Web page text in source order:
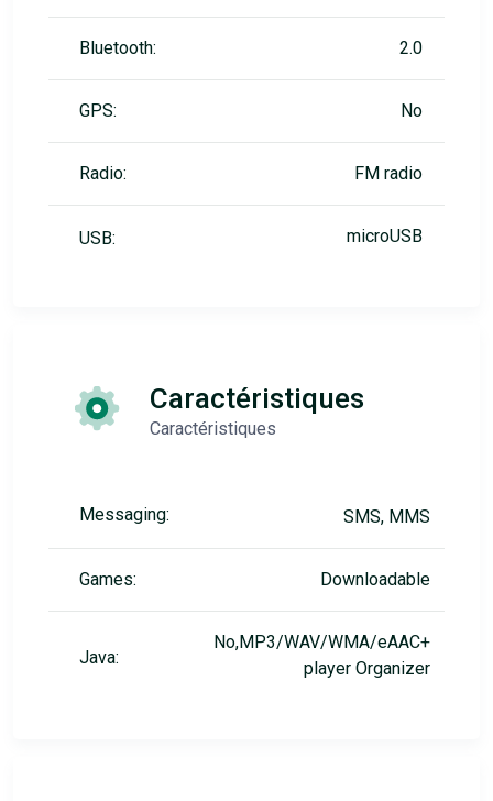
Bluetooth: 2.0
GPS: No
Radio: FM radio
USB: microUSB
Caractéristiques
Caractéristiques
Messaging: SMS, MMS
Games: Downloadable
Java:
No,MP3/WAV/WMA/eAAC+
player Organizer